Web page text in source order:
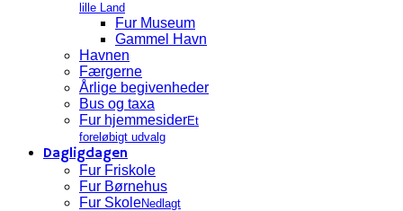
lille Land
Fur Museum
Gammel Havn
Havnen
Færgerne
Årlige begivenheder
Bus og taxa
Fur hjemmesiderEt
foreløbigt udvalg
Dagligdagen
Fur Friskole
Fur Børnehus
Fur SkoleNedlagt